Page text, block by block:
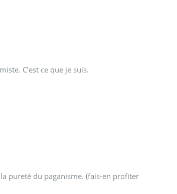
C’est ce que je suis.
pureté du paganisme. (fais-en profiter